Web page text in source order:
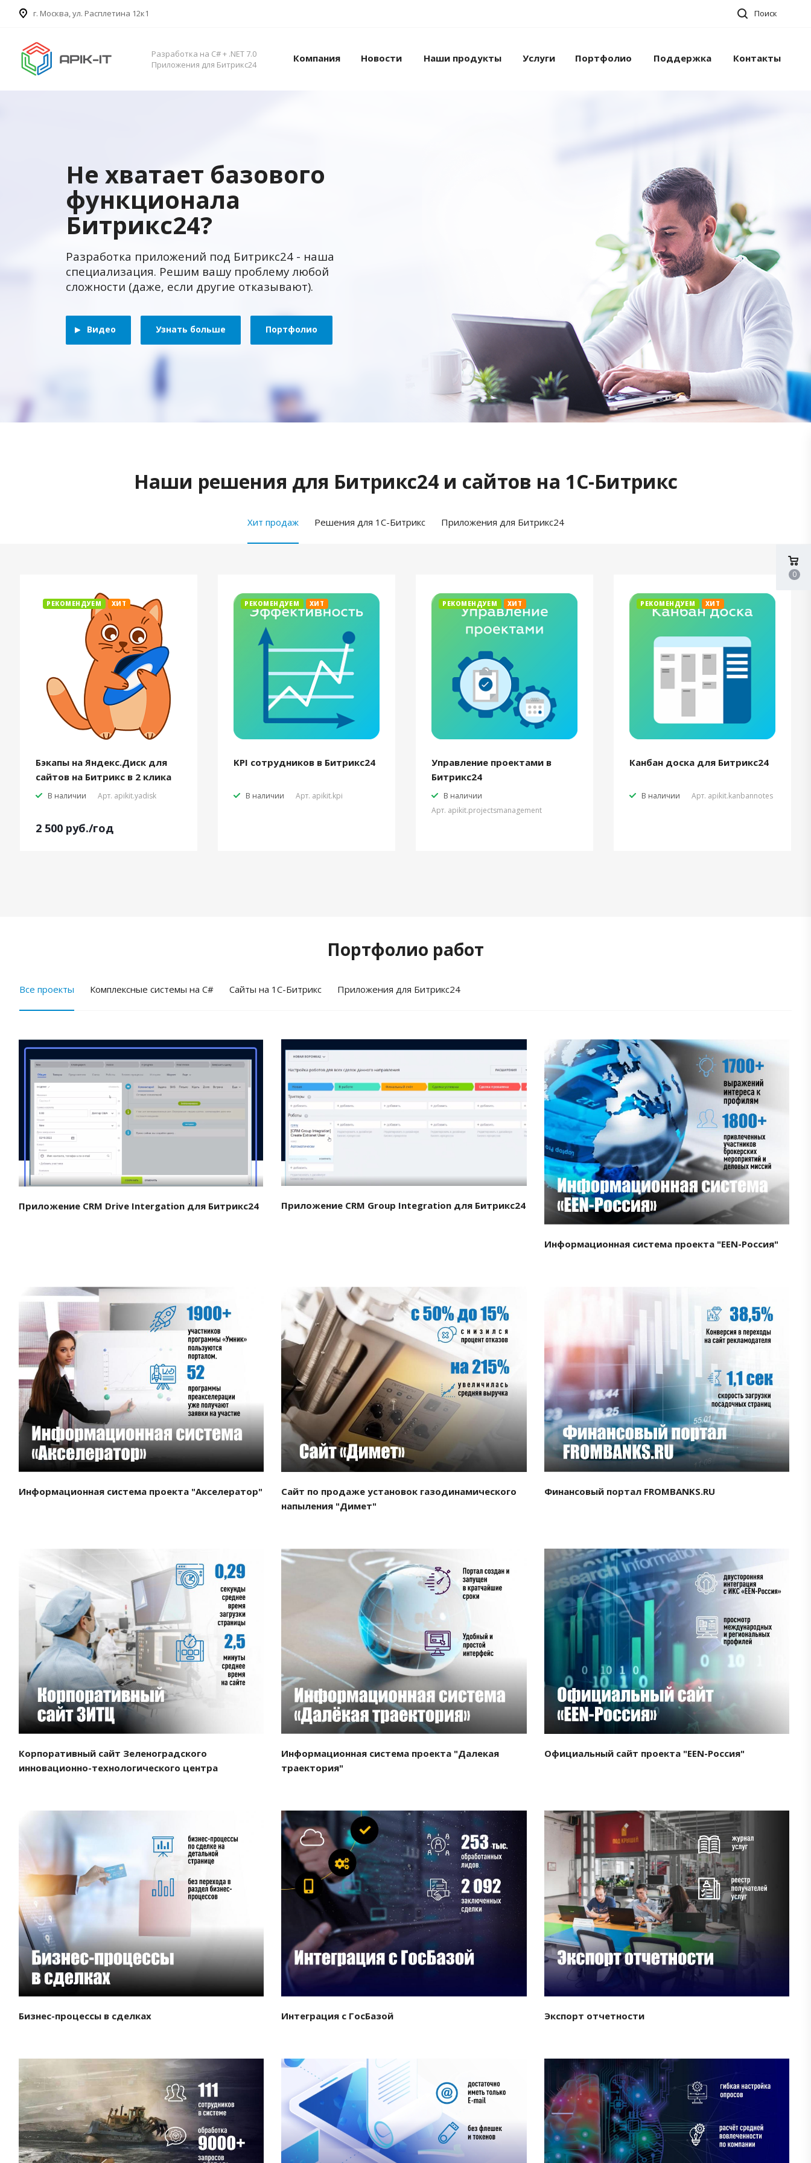
​г. Москва, ул. Расплетина 12к1 Поиск
Разработка на C# + .NET 7.0
Приложения для Битрикс24
Компания Новости Наши продукты Услуги Портфолио Поддержка Контакты
Не хватает базового
функционала
Битрикс24?
Разработка приложений под Битрикс24 - наша
специализация. Решим вашу проблему любой
сложности (даже, если другие отказывают).
Видео Узнать больше Портфолио
Наши решения для Битрикс24 и сайтов на 1С-Битрикс
Хит продаж Решения для 1С-Битрикс Приложения для Битрикс24
РЕКОМЕНДУЕМ ХИТ
Бэкапы на Яндекс.Диск для
сайтов на Битрикс в 2 клика
В наличии Арт. apikit.yadisk
2 500 руб./год
РЕКОМЕНДУЕМ ХИТ
KPI сотрудников в Битрикс24
В наличии Арт. apikit.kpi
РЕКОМЕНДУЕМ ХИТ
Управление проектами в
Битрикс24
В наличии
Арт. apikit.projectsmanagement
РЕКОМЕНДУЕМ ХИТ
Канбан доска для Битрикс24
В наличии Арт. apikit.kanbannotes
Портфолио работ
Все проекты Комплексные системы на C# Cайты на 1С-Битрикс Приложения для Битрикс24
Смотреть проект
Приложение CRM Drive Intergation для Битрикс24 Приложение CRM Group Integration для Битрикс24
Смотреть проект
Информационная система проекта "EEN-Россия"
Смотреть проект
Информационная система проекта "Акселератор"
Смотреть проект
Сайт по продаже установок газодинамического
напыления "Димет"
Смотреть проект
Финансовый портал FROMBANKS.RU
Смотреть проект
Корпоративный сайт Зеленоградского
инновационно-технологического центра
Смотреть проект
Информационная система проекта "Далекая
траектория"
Смотреть проект
Официальный сайт проекта "EEN-Россия"
Бизнес-процессы в сделках
Смотреть проект
Интеграция с ГосБазой
Смотреть проект
Экспорт отчетности
Смотреть проект Смотреть проект Смотреть проект
0